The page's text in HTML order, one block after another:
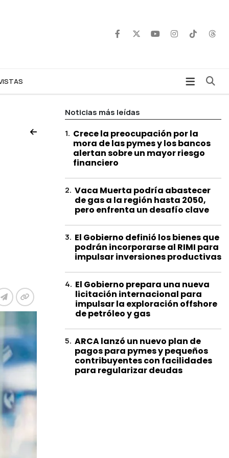
Noticias más leídas
1. Crece la preocupación por la
mora de las pymes y los bancos
alertan sobre un mayor riesgo
financiero
2. Vaca Muerta podría abastecer
de gas a la región hasta 2050,
pero enfrenta un desafío clave
3. El Gobierno definió los bienes que
podrán incorporarse al RIMI para
impulsar inversiones productivas
4. El Gobierno prepara una nueva
licitación internacional para
impulsar la exploración offshore
de petróleo y gas
5. ARCA lanzó un nuevo plan de
pagos para pymes y pequeños
contribuyentes con facilidades
para regularizar deudas